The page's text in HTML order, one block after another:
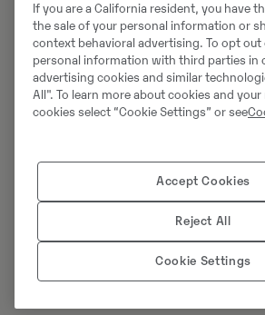
If you are a California resident, you have
the sale of your personal information or
context behavioral advertising. To opt
personal information with third parties in
advertising cookies and similar
All". To learn more about cookies and
cookies select “Cookie Settings” or see
Accept Cookies
Reject All
Cookie Settings